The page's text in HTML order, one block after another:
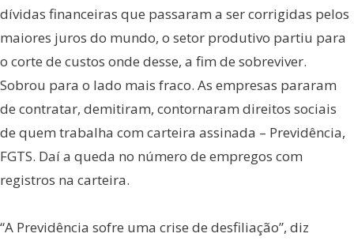
dívidas financeiras que passaram a ser corrigidas pelos
maiores juros do mundo, o setor produtivo partiu para
o corte de custos onde desse, a fim de sobreviver.
Sobrou para o lado mais fraco. As empresas pararam
de contratar, demitiram, contornaram direitos sociais
de quem trabalha com carteira assinada – Previdência,
FGTS. Daí a queda no número de empregos com
registros na carteira.
“A Previdência sofre uma crise de desfiliação”, diz